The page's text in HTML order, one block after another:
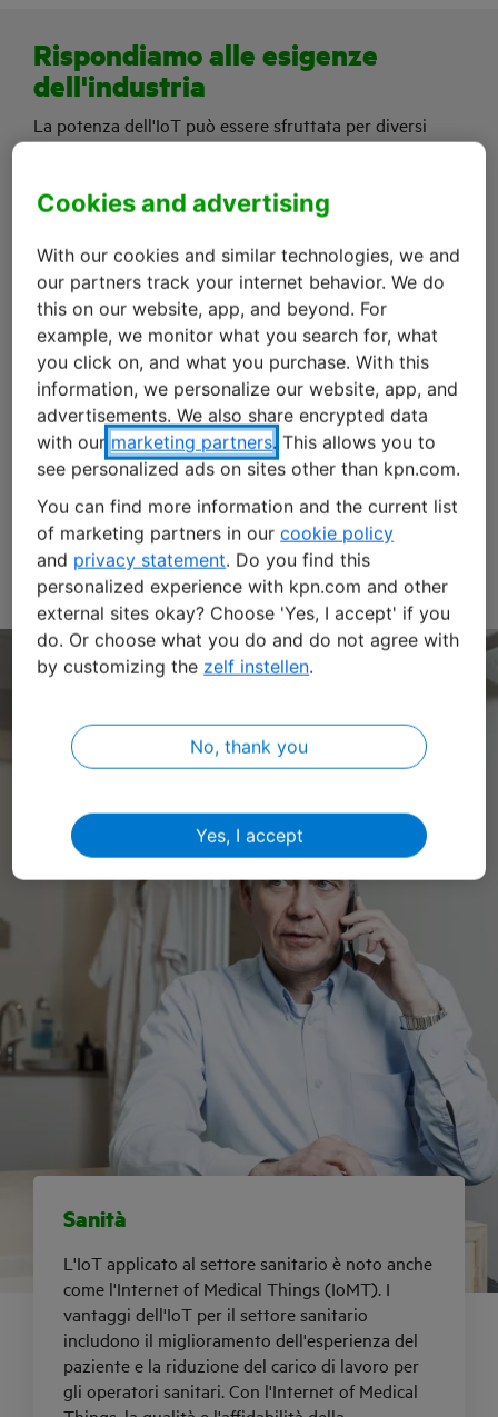
Rispondiamo alle esigenze
dell'industria
La potenza dell'IoT può essere sfruttata per diversi
sostenibili o risparmiare sui costi. Oppure per tutti
organizzazione e per la tua industria.
Abbiamo aiutato numerosi clienti con le nostre
soluzioni di
Connettività IoT , come M2M , LTE-M
e 5G. Di
seguito è fornita una breve panoramica delle industrie
che possono beneficiare delle opportunità derivanti
dall'IoT. Esplora i vantaggi offerti dall'IoT per settori
quali industria manifatturiera, mobilità, sanità,
commercio al dettaglio, agricoltura, logistica, energia,
cibi e bevande. E scopri cosa può fare KPN Internet of
Things per la tua impresa industrial iot.
Contattaci
Sanità
L'IoT applicato al settore sanitario è noto anche
come l'Internet of Medical Things (IoMT). I
vantaggi dell'IoT per il settore sanitario
includono il miglioramento dell'esperienza del
paziente e la riduzione del carico di lavoro per
gli operatori sanitari. Con l'Internet of Medical
Cookies and advertising
With our cookies and similar technologies, we and
our partners track your internet behavior. We do
this on our website, app, and beyond. For
example, we monitor what you search for, what
you click on, and what you purchase. With this
information, we personalize our website, app, and
advertisements. We also share encrypted data
with our marketing partners. This allows you to
see personalized ads on sites other than kpn.com.
You can find more information and the current list
of marketing partners in our cookie policy
and privacy statement. Do you find this
personalized experience with kpn.com and other
external sites okay? Choose 'Yes, I accept' if you
do. Or choose what you do and do not agree with
by customizing the zelf instellen.
No, thank you
Yes, I accept